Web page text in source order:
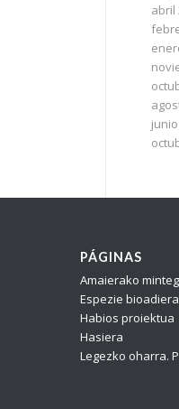
abril
PÁGINAS
Amaierako
Espezie
Habios proiektua
Hasiera
Legezko oharra.